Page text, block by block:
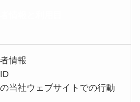
情報
当社ウェブサイトでの行動